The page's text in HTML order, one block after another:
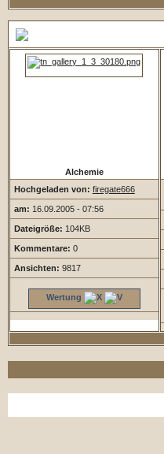
Alchemie
Hochgeladen von: firegate666
am: 16.09.2005 - 07:56
Dateigröße: 104KB
Kommentare: 0
Ansichten: 9817
Wertung